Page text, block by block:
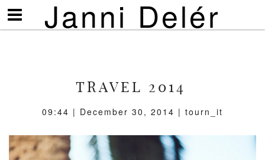
Janni Delér
Visa/göm
meny
TRAVEL 2014
09:44 | December 30, 2014 | tourn_it